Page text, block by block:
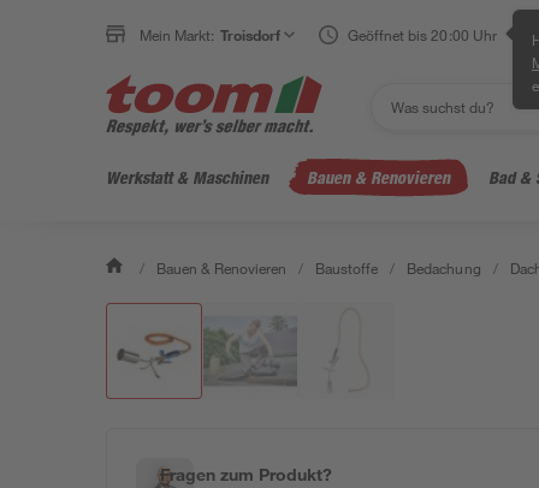
Mein Markt: Troisdorf Geöffnet bis 20:00 Uhr
Werkstatt & Maschinen Bauen & Renovieren Bad &
/ Bauen & Renovieren / Baustoffe / Bedachung /
Fragen zum Produkt?